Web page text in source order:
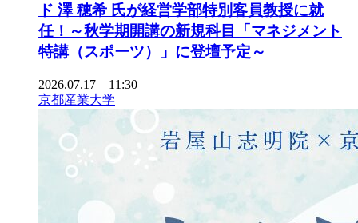
ド 澤 穂希 氏が経営学部特別客員教授に就
任！～秋学期開講の新規科目「マネジメント
特講（スポーツ）」に登壇予定～
2026.07.17 11:30
京都産業大学